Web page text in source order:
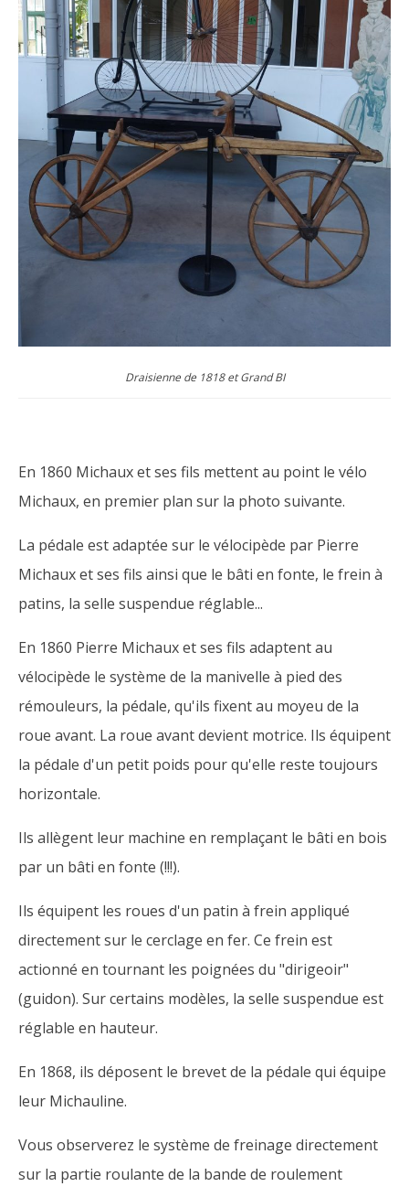
Draisienne de 1818 et Grand BI
En 1860 Michaux et ses fils mettent au point le vélo
Michaux, en premier plan sur la photo suivante.
La pédale est adaptée sur le vélocipède par Pierre
Michaux et ses fils ainsi que le bâti en fonte, le frein à
patins, la selle suspendue réglable...
En 1860 Pierre Michaux et ses fils adaptent au
vélocipède le système de la manivelle à pied des
rémouleurs, la pédale, qu'ils fixent au moyeu de la
roue avant. La roue avant devient motrice. Ils équipent
la pédale d'un petit poids pour qu'elle reste toujours
horizontale.
Ils allègent leur machine en remplaçant le bâti en bois
par un bâti en fonte (!!!).
Ils équipent les roues d'un patin à frein appliqué
directement sur le cerclage en fer. Ce frein est
actionné en tournant les poignées du "dirigeoir"
(guidon). Sur certains modèles, la selle suspendue est
réglable en hauteur.
En 1868, ils déposent le brevet de la pédale qui équipe
leur Michauline.
Vous observerez le système de freinage directement
sur la partie roulante de la bande de roulement